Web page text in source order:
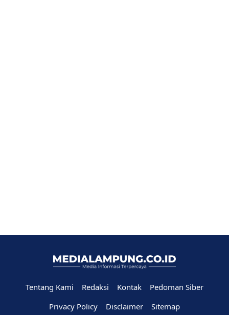
Tentang Kami Redaksi Kontak
Pedoman Siber
Privacy Policy
Disclaimer Sitemap